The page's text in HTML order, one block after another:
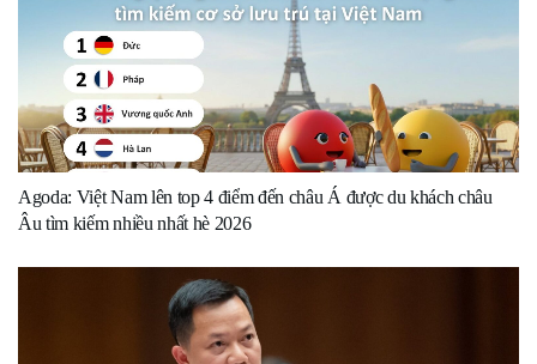
Agoda: Việt Nam lên top 4 điểm đến châu Á được du khách châu
Âu tìm kiếm nhiều nhất hè 2026